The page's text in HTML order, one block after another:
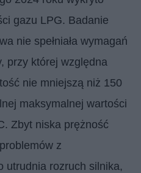
gazu LPG. Badanie
nie spełniała wymagań
przy której względna
nie mniejszą niż 150
maksymalnej wartości
Zbyt niska prężność
z
utrudnia rozruch silnika,